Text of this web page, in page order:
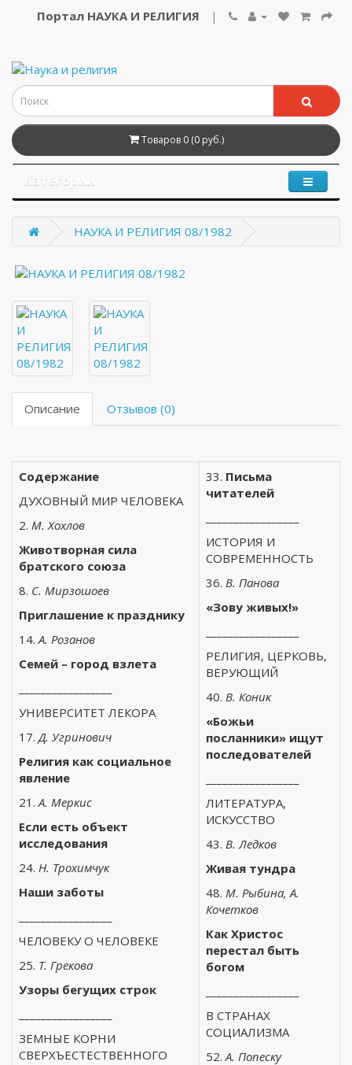
Портал НАУКА И РЕЛИГИЯ |
Товаров 0 (0 руб.)
Категории
НАУКА И РЕЛИГИЯ 08/1982
Описание Отзывов (0)
Содержание
ДУХОВНЫЙ МИР ЧЕЛОВЕКА
2. М. Хохлов
Животворная сила
братского союза
8. С. Мирзошоев
Приглашение к празднику
14.А. Розанов
Семей – город взлета
УНИВЕРСИТЕТ ЛЕКОРА
17.Д. Угринович
Религия как социальное
явление
21.А. Меркис
Если есть объект
исследования
24. Н. Трохимчук
Наши заботы
ЧЕЛОВЕКУ О ЧЕЛОВЕКЕ
25. Т. Грекова
Узоры бегущих строк
ЗЕМНЫЕ КОРНИ
СВЕРХЪЕСТЕСТВЕННОГО
33. Письма
читателей
ИСТОРИЯ И
СОВРЕМЕННОСТЬ
36. В. Панова
«Зову живых!»
РЕЛИГИЯ, ЦЕРКОВЬ,
ВЕРУЮЩИЙ
40. В. Коник
«Божьи
посланники» ищут
последователей
ЛИТЕРАТУРА,
ИСКУССТВО
43. В. Ледков
Живая тундра
48. М. Рыбина, А.
Кочетков
Как Христос
перестал быть
богом
В СТРАНАХ
СОЦИАЛИЗМА
52.А. Попеску